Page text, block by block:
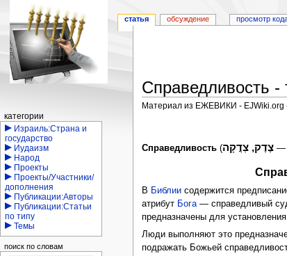
Справедливость -
Материал из ЕЖЕВИКИ - EJWiki.org
к
навигации
к
поиску
Справедливость (צֶדֶק, צְדֳקָה —
В Библии содержится
атрибут Бога — справедливый
предназначены для
Люди выполняют это
подражать Божьей
Навигация
статья обсуждение просмотр
категории
Израиль:Страна и
государство
Иудаизм
Народ
Проекты
Проекты/Участники/
дополнения
Публикации:Авторы
Публикации:Статьи
по типу
Темы
поиск по словам